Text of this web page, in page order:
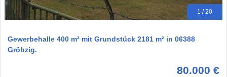
1 / 20
Gewerbehalle 400 m² mit Grundstück 2181 m² in 06388
Gröbzig.
80.000 €